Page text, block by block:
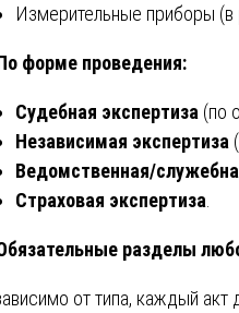
Измерительные приборы (в
форме проведения:
Судебная экспертиза (по
Независимая экспертиза
Ведомственная/
Страховая экспертиза
разделы
от типа, каждый